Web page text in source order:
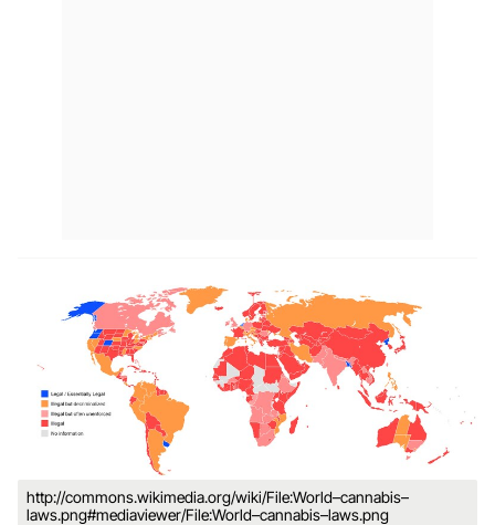
http://commons.wikimedia.org/wiki/File:World–cannabis–
laws.png#mediaviewer/File:World–cannabis–laws.png